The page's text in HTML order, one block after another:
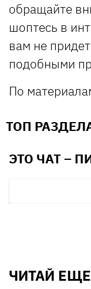
обращайте
шоптесь в
вам не
подобными
По
ТОП
ЭТО ЧАТ –
ЧИТАЙ ЕЩЕ